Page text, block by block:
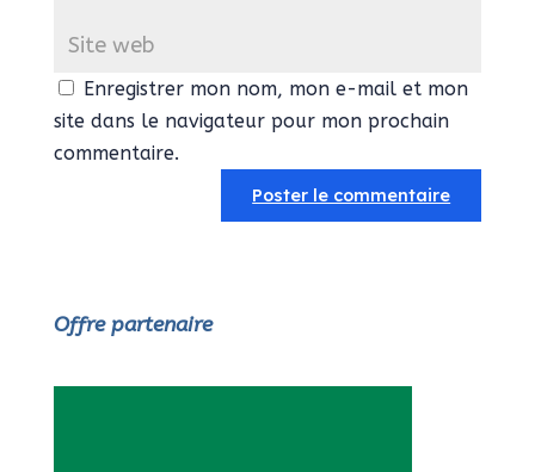
Enregistrer mon nom, mon e-mail et mon
site dans le navigateur pour mon prochain
commentaire.
Offre partenaire